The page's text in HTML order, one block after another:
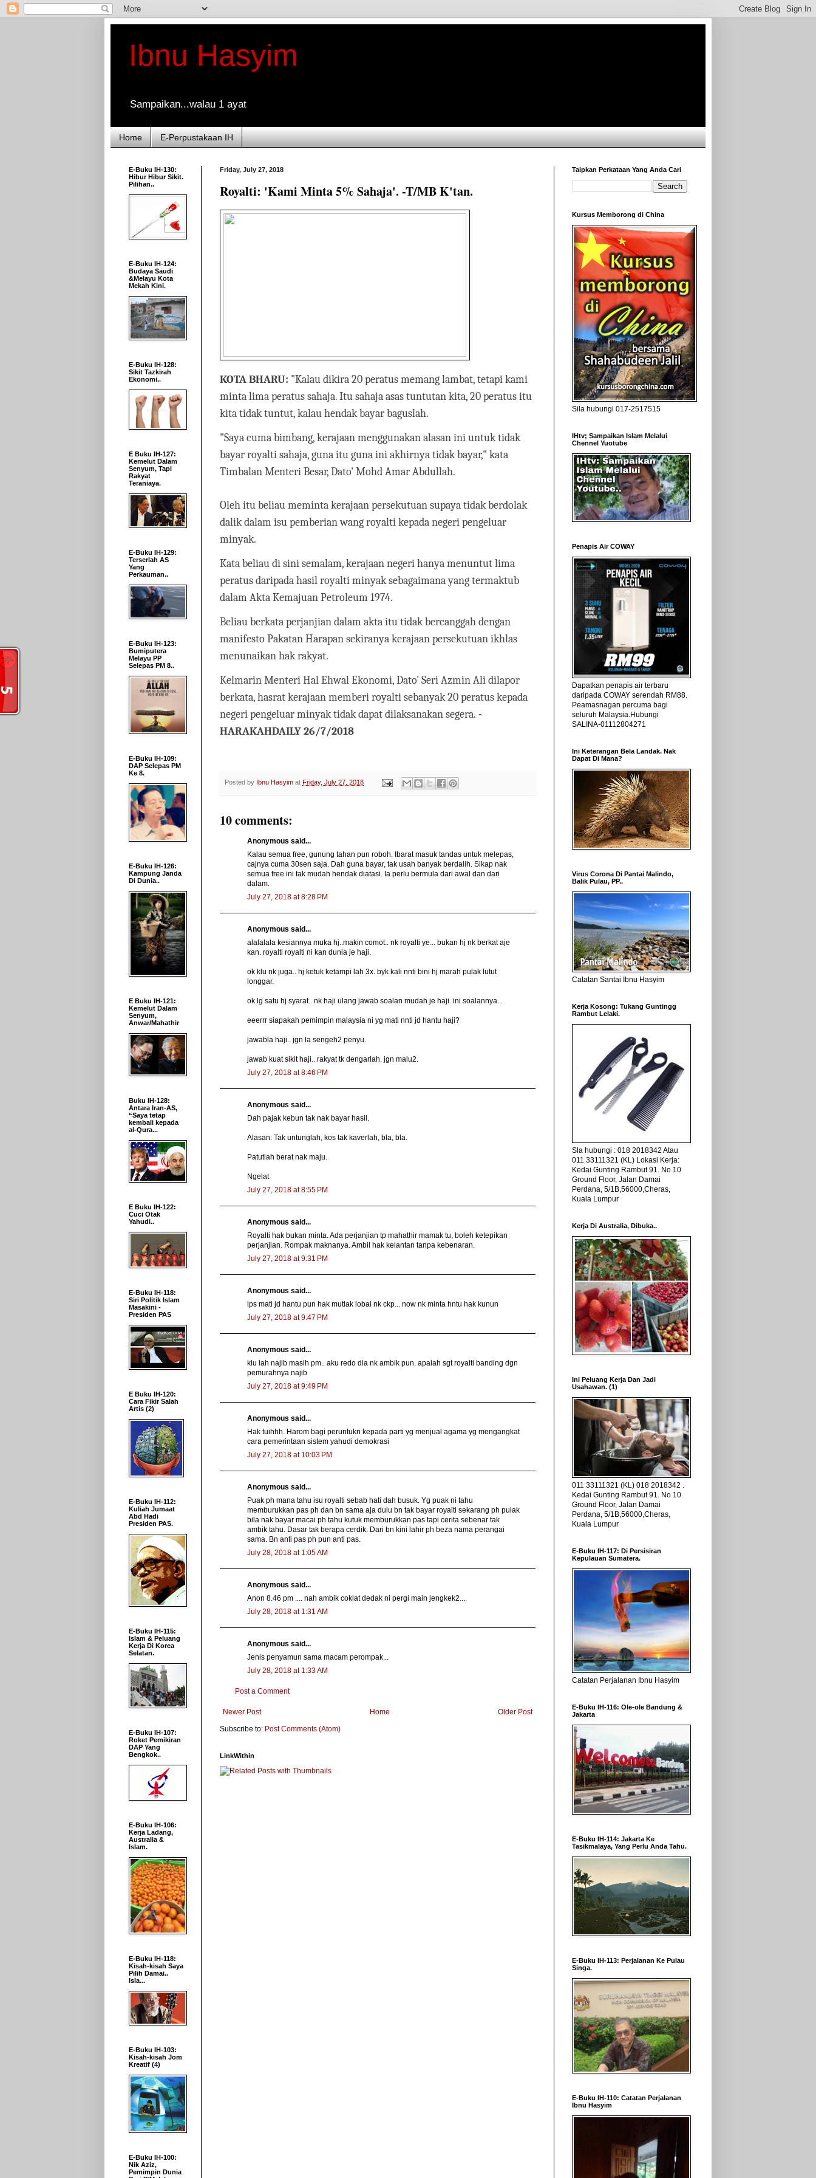
Ibnu Hasyim
Sampaikan...walau 1 ayat
Home E-Perpustakaan IH
Friday, July 27, 2018
Royalti: 'Kami Minta 5% Sahaja'. -T/MB K'tan.
KOTA BHARU: "Kalau dikira 20 peratus memang lambat, tetapi kami
minta lima peratus sahaja. Itu sahaja asas tuntutan kita, 20 peratus itu
kita tidak tuntut, kalau hendak bayar baguslah.
"Saya cuma bimbang, kerajaan menggunakan alasan ini untuk tidak
bayar royalti sahaja, guna itu guna ini akhirnya tidak bayar," kata
Timbalan Menteri Besar, Dato' Mohd Amar Abdullah.
Oleh itu beliau meminta kerajaan persekutuan supaya tidak berdolak
dalik dalam isu pemberian wang royalti kepada negeri pengeluar
minyak.
Kata beliau di sini semalam, kerajaan negeri hanya menuntut lima
peratus daripada hasil royalti minyak sebagaimana yang termaktub
dalam Akta Kemajuan Petroleum 1974.
Beliau berkata perjanjian dalam akta itu tidak bercanggah dengan
manifesto Pakatan Harapan sekiranya kerajaan persekutuan ikhlas
menunaikan hak rakyat.
Kelmarin Menteri Hal Ehwal Ekonomi, Dato' Seri Azmin Ali dilapor
berkata, hasrat kerajaan memberi royalti sebanyak 20 peratus kepada
negeri pengeluar minyak tidak dapat dilaksanakan segera. -
HARAKAHDAILY 26/7/2018
Posted by Ibnu Hasyim at Friday, July 27, 2018
10 comments:
Anonymous said...
Kalau semua free, gunung tahan pun roboh. Ibarat masuk tandas untuk melepas,
cajnya cuma 30sen saja. Dah guna bayar, tak usah banyak berdalih. Sikap nak
semua free ini tak mudah hendak diatasi. Ia perlu bermula dari awal dan dari
dalam.
July 27, 2018 at 8:28 PM
Anonymous said...
alalalala kesiannya muka hj..makin comot.. nk royalti ye... bukan hj nk berkat aje
kan. royalti royalti ni kan dunia je haji.
ok klu nk juga.. hj ketuk ketampi lah 3x. byk kali nnti bini hj marah pulak lutut
longgar.
ok lg satu hj syarat.. nk haji ulang jawab soalan mudah je haji. ini soalannya...
eeerrr siapakah pemimpin malaysia ni yg mati nnti jd hantu haji?
jawabla haji.. jgn la sengeh2 penyu.
jawab kuat sikit haji.. rakyat tk dengarlah. jgn malu2.
July 27, 2018 at 8:46 PM
Anonymous said...
Dah pajak kebun tak nak bayar hasil.
Alasan: Tak untunglah, kos tak kaverlah, bla, bla.
Patutlah berat nak maju.
Ngelat
July 27, 2018 at 8:55 PM
Anonymous said...
Royalti hak bukan minta. Ada perjanjian tp mahathir mamak tu, boleh ketepikan
perjanjian. Rompak maknanya. Ambil hak kelantan tanpa kebenaran.
July 27, 2018 at 9:31 PM
Anonymous said...
lps mati jd hantu pun hak mutlak lobai nk ckp... now nk minta hntu hak kunun
July 27, 2018 at 9:47 PM
Anonymous said...
klu lah najib masih pm.. aku redo dia nk ambik pun. apalah sgt royalti banding dgn
pemurahnya najib
July 27, 2018 at 9:49 PM
Anonymous said...
Hak tuihhh. Harom bagi peruntukn kepada parti yg menjual agama yg mengangkat
cara pemerintaan sistem yahudi demokrasi
July 27, 2018 at 10:03 PM
Anonymous said...
Puak ph mana tahu isu royalti sebab hati dah busuk. Yg puak ni tahu
memburukkan pas ph dan bn sama aja dulu bn tak bayar royalti sekarang ph pulak
bila nak bayar macai ph tahu kutuk memburukkan pas tapi cerita sebenar tak
ambik tahu. Dasar tak berapa cerdik. Dari bn kini lahir ph beza nama perangai
sama. Bn anti pas ph pun anti pas.
July 28, 2018 at 1:05 AM
Anonymous said...
Anon 8.46 pm .... nah ambik coklat dedak ni pergi main jengkek2....
July 28, 2018 at 1:31 AM
Anonymous said...
Jenis penyamun sama macam perompak...
July 28, 2018 at 1:33 AM
Post a Comment
Newer Post Older Post
Home
Subscribe to: Post Comments (Atom)
LinkWithin
E-Buku IH-130:
Hibur Hibur Sikit.
Pilihan..
E-Buku IH-124:
Budaya Saudi
&Melayu Kota
Mekah Kini.
E-Buku IH-128:
Sikit Tazkirah
Ekonomi..
E Buku IH-127:
Kemelut Dalam
Senyum, Tapi
Rakyat
Teraniaya.
E-Buku IH-129:
Terserlah AS
Yang
Perkauman..
E-Buku IH-123:
Bumiputera
Melayu PP
Selepas PM 8..
E-Buku IH-109:
DAP Selepas PM
Ke 8.
E-Buku IH-126:
Kampung Janda
Di Dunia..
E Buku IH-121:
Kemelut Dalam
Senyum,
Anwar/Mahathir
Buku IH-128:
Antara Iran-AS,
“Saya tetap
kembali kepada
al-Qura...
E Buku IH-122:
Cuci Otak
Yahudi..
E-Buku IH-118:
Siri Politik Islam
Masakini -
Presiden PAS
E Buku IH-120:
Cara Fikir Salah
Artis (2)
E-Buku IH-112:
Kuliah Jumaat
Abd Hadi
Presiden PAS.
E-Buku IH-115:
Islam & Peluang
Kerja Di Korea
Selatan.
E-Buku IH-107:
Roket Pemikiran
DAP Yang
Bengkok..
E-Buku IH-106:
Kerja Ladang,
Australia &
Islam.
E-Buku IH-118:
Kisah-kisah Saya
Pilih Damai..
Isla...
E-Buku IH-103:
Kisah-kisah Jom
Kreatif (4)
E-Buku IH-100:
Nik Aziz,
Pemimpin Dunia
Taipkan Perkataan Yang Anda Cari
Kursus Memborong di China
Sila hubungi 017-2517515
IHtv; Sampaikan Islam Melalui
Chennel Yuotube
Penapis Air COWAY
Dapatkan penapis air terbaru
daripada COWAY serendah RM88.
Peamasnagan percuma bagi
seluruh Malaysia.Hubungi
SALINA-01112804271
Ini Keterangan Bela Landak. Nak
Dapat Di Mana?
Virus Corona Di Pantai Malindo,
Balik Pulau, PP..
Catatan Santai Ibnu Hasyim
Kerja Kosong: Tukang Guntingg
Rambut Lelaki.
Sla hubungi : 018 2018342 Atau
011 33111321 (KL) Lokasi Kerja:
Kedai Gunting Rambut 91. No 10
Ground Floor, Jalan Damai
Perdana, 5/1B,56000,Cheras,
Kuala Lumpur
Kerja Di Australia, Dibuka..
Ini Peluang Kerja Dan Jadi
Usahawan. (1)
011 33111321 (KL) 018 2018342 .
Kedai Gunting Rambut 91. No 10
Ground Floor, Jalan Damai
Perdana, 5/1B,56000,Cheras,
Kuala Lumpur
E-Buku IH-117: Di Persisiran
Kepulauan Sumatera.
Catatan Perjalanan Ibnu Hasyim
E-Buku IH-116: Ole-ole Bandung &
Jakarta
E-Buku IH-114: Jakarta Ke
Tasikmalaya, Yang Perlu Anda Tahu.
E-Buku IH-113: Perjalanan Ke Pulau
Singa.
E-Buku IH-110: Catatan Perjalanan
Ibnu Hasyim